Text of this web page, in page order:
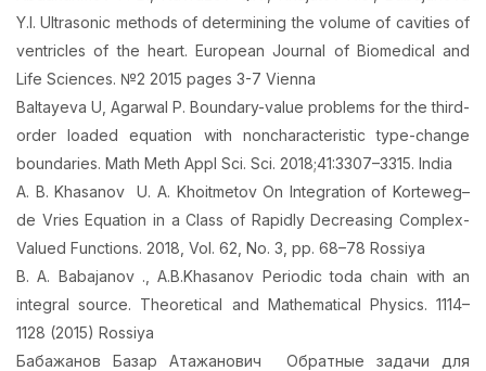
Y.I. Ultrasonic methods of determining the volume of cavities of
ventricles of the heart. European Journal of Biomedical and
Life Sciences. №2 2015 pages 3-7 Vienna
Baltayeva U, Agarwal P. Boundary-value problems for the third-
order loaded equation with noncharacteristic type-change
boundaries. Math Meth Appl Sci. Sci. 2018;41:3307–3315. India
A. B. Khasanov U. A. Khoitmetov On Integration of Korteweg–
de Vries Equation in a Class of Rapidly Decreasing Complex-
Valued Functions. 2018, Vol. 62, No. 3, pp. 68–78 Rossiya
B. A. Babajanov ., A.B.Khasanov Periodic toda chain with an
integral source. Theoretical and Mathematical Physics. 1114–
1128 (2015) Rossiya
Бабажанов Базар Атажанович Обратные задачи для